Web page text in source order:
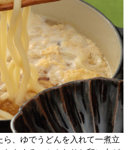
、ゆでうどんを入れて一煮立